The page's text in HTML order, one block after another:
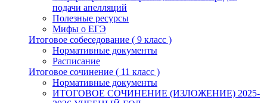
подачи апелляций
Полезные ресурсы
Мифы о ЕГЭ
Итоговое собеседование ( 9 класс )
Нормативные документы
Расписание
Итоговое сочинение ( 11 класс )
Нормативные документы
ИТОГОВОЕ СОЧИНЕНИЕ (ИЗЛОЖЕНИЕ) 2025-